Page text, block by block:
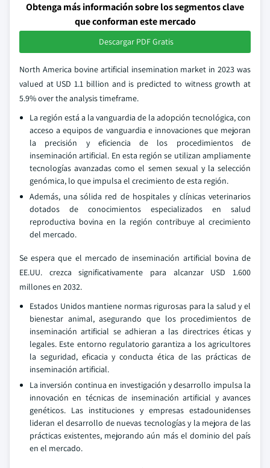
Obtenga más información sobre los segmentos clave
que conforman este mercado
Descargar PDF Gratis
North America bovine artificial insemination market in 2023 was
valued at USD 1.1 billion and is predicted to witness growth at
5.9% over the analysis timeframe.
La región está a la vanguardia de la adopción tecnológica, con
acceso a equipos de vanguardia e innovaciones que mejoran
la precisión y eficiencia de los procedimientos de
inseminación artificial. En esta región se utilizan ampliamente
tecnologías avanzadas como el semen sexual y la selección
genómica, lo que impulsa el crecimiento de esta región.
Además, una sólida red de hospitales y clínicas veterinarios
dotados de conocimientos especializados en salud
reproductiva bovina en la región contribuye al crecimiento
del mercado.
Se espera que el mercado de inseminación artificial bovina de
EE.UU. crezca significativamente para alcanzar USD 1.600
millones en 2032.
Estados Unidos mantiene normas rigurosas para la salud y el
bienestar animal, asegurando que los procedimientos de
inseminación artificial se adhieran a las directrices éticas y
legales. Este entorno regulatorio garantiza a los agricultores
la seguridad, eficacia y conducta ética de las prácticas de
inseminación artificial.
La inversión continua en investigación y desarrollo impulsa la
innovación en técnicas de inseminación artificial y avances
genéticos. Las instituciones y empresas estadounidenses
lideran el desarrollo de nuevas tecnologías y la mejora de las
prácticas existentes, mejorando aún más el dominio del país
en el mercado.